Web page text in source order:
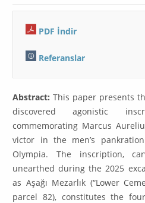
PDF İndir
Referanslar
Abstract:This paper presents
discovered agonistic
commemorating Marcus
victor in the men’s
Olympia. The inscription,
unearthed during the 2025
as Aşağı Mezarlık (“Lower
parcel 82), constitutes the